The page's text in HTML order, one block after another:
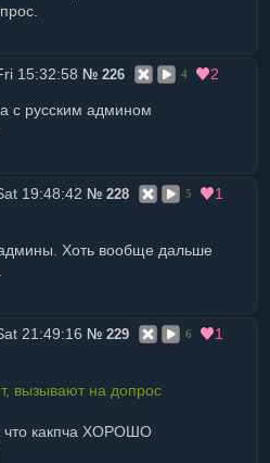
15:32:58 № 226 4 2
с русским админом
19:48:42 № 228 5 1
Хоть вообще дальше
21:49:16 № 229 6 1
вызывают на допрос
что какпча ХОРОШО